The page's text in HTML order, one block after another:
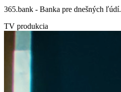
365.bank - Banka pre dnešných ľúdí.
TV produkcia